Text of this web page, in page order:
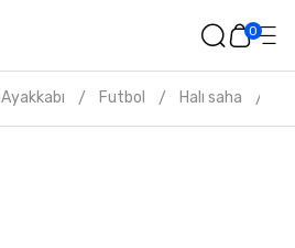
0
Ayakkabı / Futbol / Halı saha /